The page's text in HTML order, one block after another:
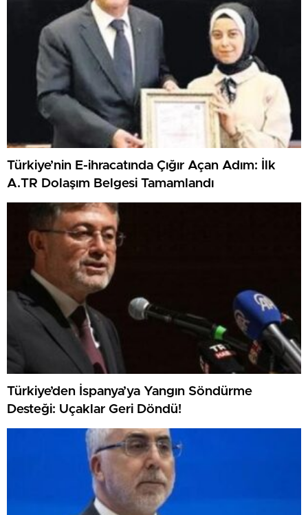
Türkiye’nin E-ihracatında Çığır Açan Adım: İlk
A.TR Dolaşım Belgesi Tamamlandı
Türkiye’den İspanya’ya Yangın Söndürme
Desteği: Uçaklar Geri Döndü!